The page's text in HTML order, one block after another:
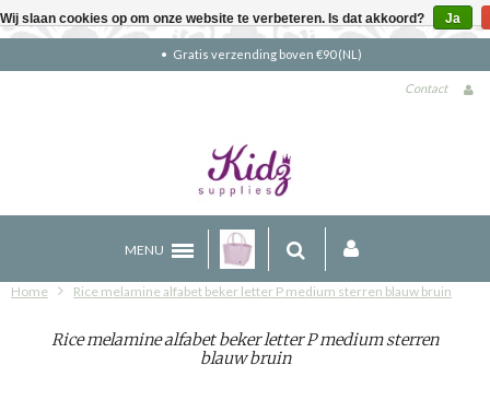
Gratis verzending boven €90 (NL)
Contact
MENU
Home Rice melamine alfabet beker letter P medium sterren blauw bruin
Rice melamine alfabet beker letter P medium sterren
blauw bruin
Wij slaan cookies op om onze website te verbeteren. Is dat akkoord? Ja